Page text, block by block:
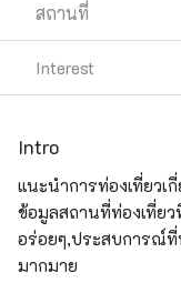
สถานที่
Interest
Intro
แนะนำการท่องเที่ยวเ
ข้อมูลสถานที่ท่องเที่ย
อร่อยๆ,ประสบการณ์ที่
มากมาย